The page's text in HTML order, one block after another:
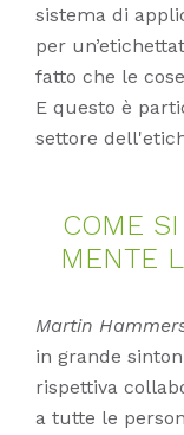
sistema di
per
fatto che le
E questo è
settore
COME
MEN­TE
Martin
in grande
rispettiva
a tutte le